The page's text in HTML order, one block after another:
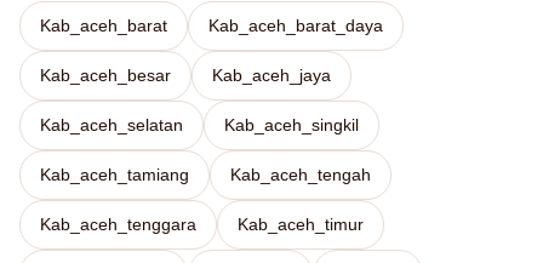
Kab_aceh_barat Kab_aceh_barat_daya
Kab_aceh_besar Kab_aceh_jaya
Kab_aceh_selatan Kab_aceh_singkil
Kab_aceh_tamiang Kab_aceh_tengah
Kab_aceh_tenggara Kab_aceh_timur